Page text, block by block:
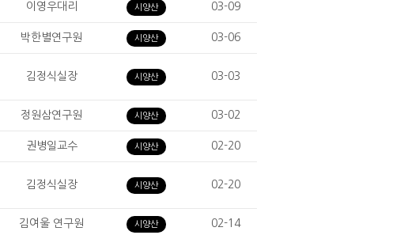
이영우대리 시양산 03-09
박한별연구원 시양산 03-06
김정식실장 시양산 03-03
정원삼연구원 시양산 03-02
권병일교수 시양산 02-20
김정식실장 시양산 02-20
김여울 연구원 시양산 02-14